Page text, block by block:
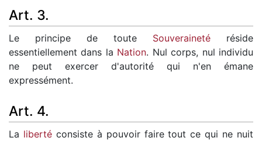
Art. 3.
Le principe de toute Souveraineté réside
essentiellement dans la Nation. Nul corps, nul individu
ne peut exercer d'autorité qui n'en émane
expressément.
Art. 4.
La libertéconsiste à pouvoir faire tout ce qui ne nuit